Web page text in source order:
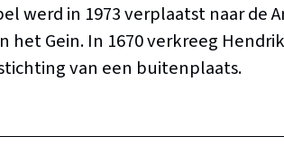
werd in 1973 verplaatst naar de
Gein. In 1670 verkreeg
van een buitenplaats.